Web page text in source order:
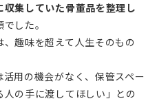
収集していた骨董品を整理し
した。
趣味を超えて人生そのもの
用の機会がなく、保管スペー
の手に渡してほしい」との